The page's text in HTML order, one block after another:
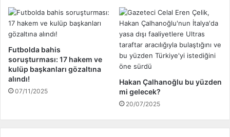
c
u
d
e
ğ
i
l
!
.
Futbolda bahis
soruşturması: 17 hakem ve
kulüp başkanları gözaltına
alındı!
07/11/2025
Hakan Çalhanoğlu bu yüzden
mi gelecek?
20/07/2025